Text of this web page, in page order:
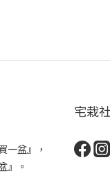
一盆』，
』。
宅栽